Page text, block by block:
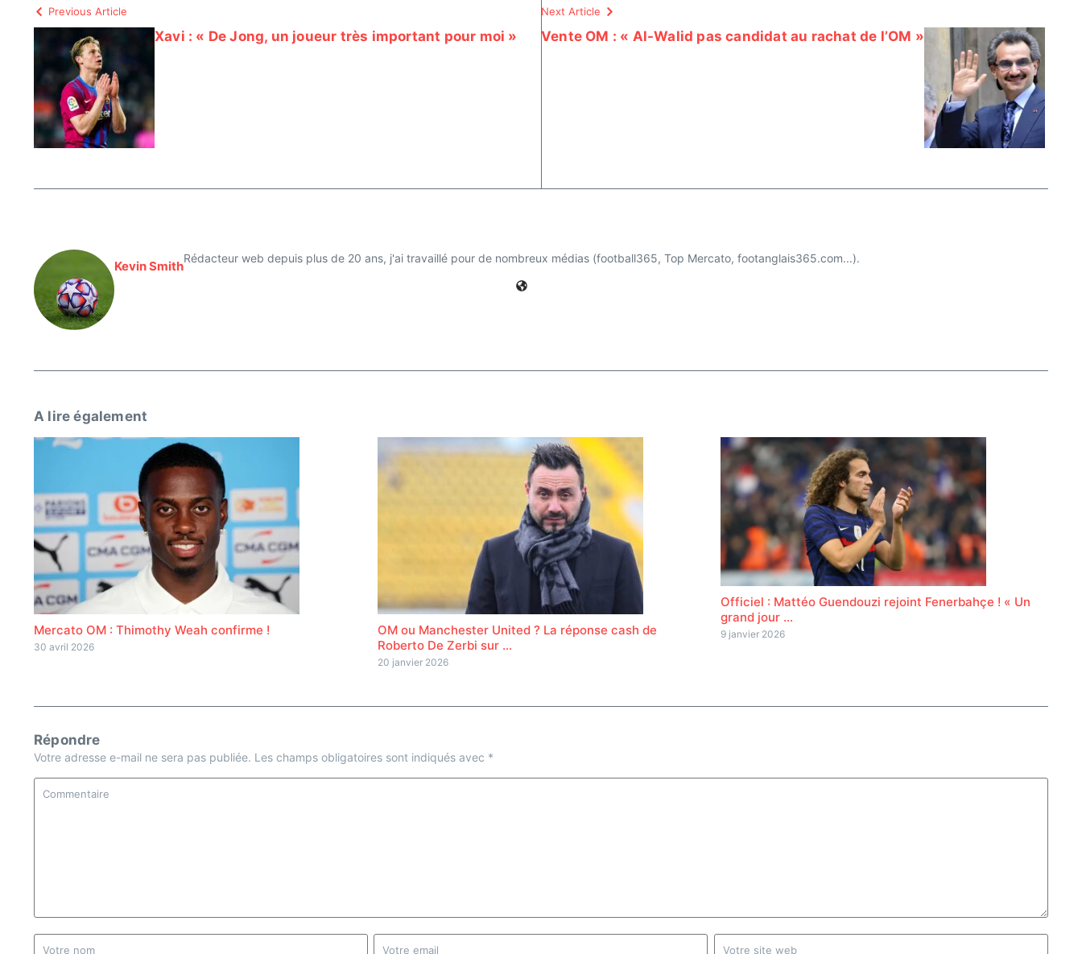
Previous Article
Xavi : « De Jong, un joueur très important pour moi »
Next Article
Vente OM : « Al-Walid pas candidat au rachat de l’OM »
Kevin Smith
Rédacteur web depuis plus de 20 ans, j'ai travaillé pour de nombreux médias (football365, Top Mercato, footanglais365.com...).
A lire également
Mercato OM : Thimothy Weah confirme !
30 avril 2026
OM ou Manchester United ? La réponse cash de
Roberto De Zerbi sur ...
20 janvier 2026
Officiel : Mattéo Guendouzi rejoint Fenerbahçe ! « Un
grand jour ...
9 janvier 2026
Répondre
Votre adresse e-mail ne sera pas publiée. Les champs obligatoires sont indiqués avec *